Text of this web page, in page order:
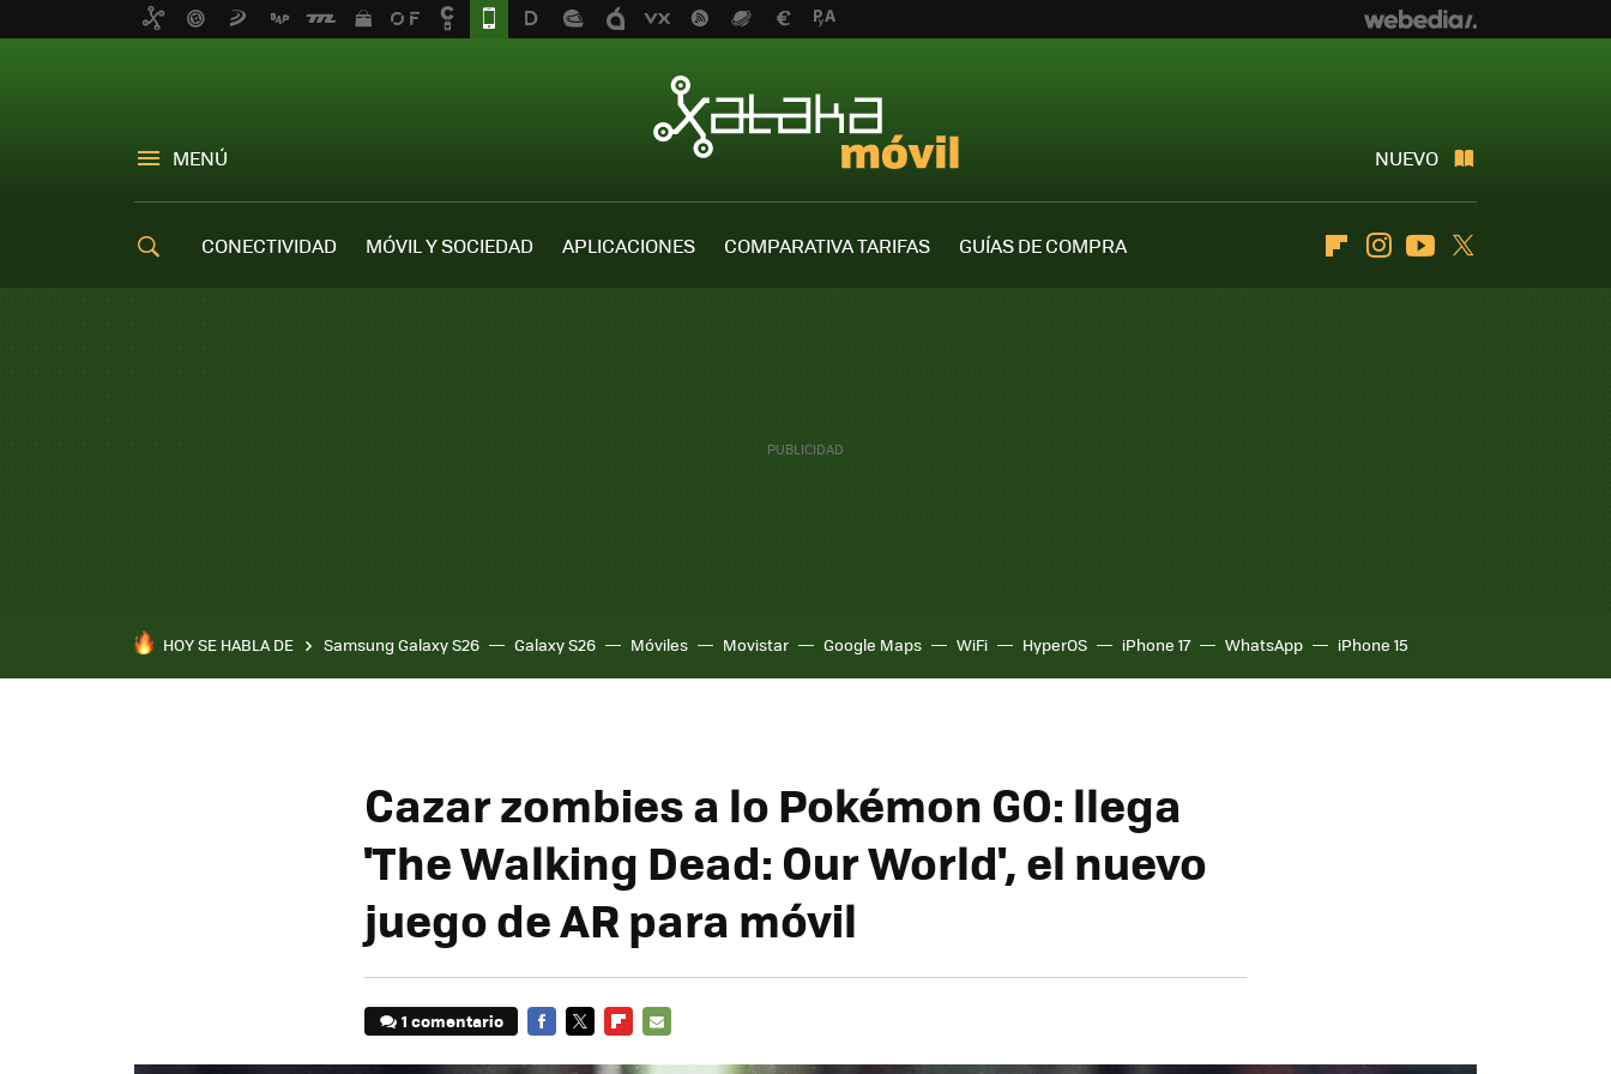
MENÚ NUEVO
CONECTIVIDAD MÓVIL Y SOCIEDAD APLICACIONES COMPARATIVA TARIFAS
GUÍAS DE COMPRA
FlipboardInstagramYoutube
HOY SE HABLA DE Samsung Galaxy S26 Galaxy S26 Móviles Movistar Google Maps WiFi HyperOS iPhone 17 WhatsApp iPhone 15
Cazar zombies a lo Pokémon GO: llega
'The Walking Dead: Our World', el nuevo
juego de AR para móvil
1 comentario